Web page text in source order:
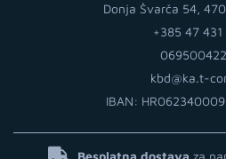
Donja Švarča 54,
+385 47 431
kbd@ka.t-
IBAN:
Besplatna dostava za